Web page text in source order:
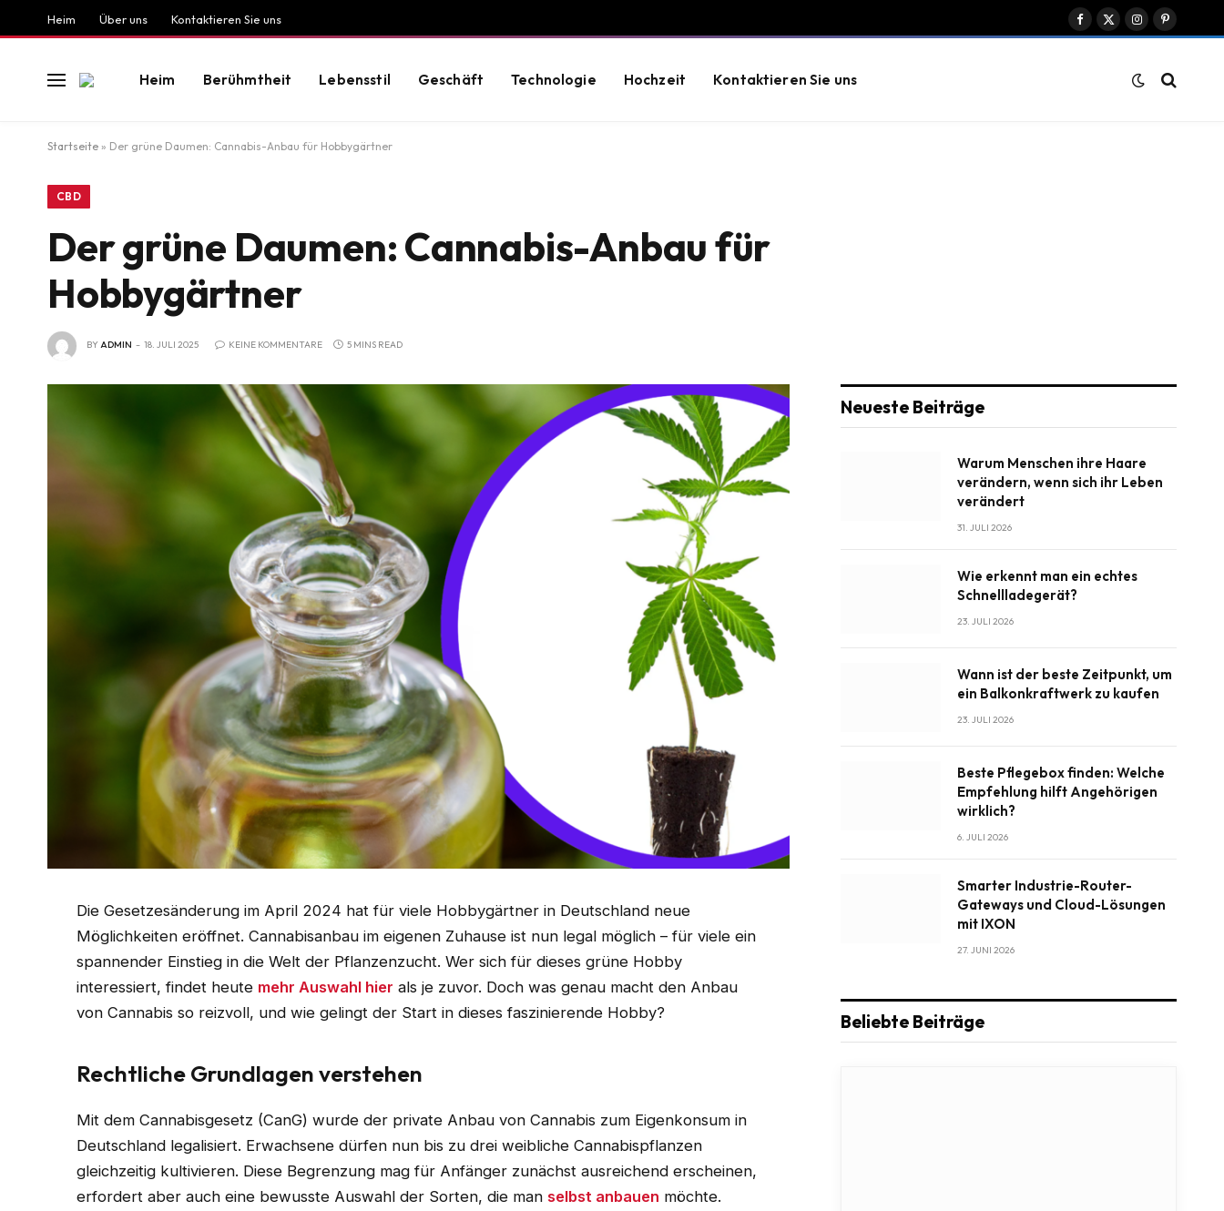
Heim Über uns Kontaktieren Sie uns
Facebook
X
InstagramPinterest
Heim Berühmtheit Lebensstil Geschäft Technologie Hochzeit Kontaktieren Sie uns
Startseite » Der grüne Daumen: Cannabis-Anbau für Hobbygärtner
CBD
Der grüne Daumen: Cannabis-Anbau für
Hobbygärtner
BYADMIN 18. JULI 2025 KEINE KOMMENTARE 5 MINS READ
Die Gesetzesänderung im April 2024 hat für viele Hobbygärtner in Deutschland neue
Möglichkeiten eröffnet. Cannabisanbau im eigenen Zuhause ist nun legal möglich – für viele ein
spannender Einstieg in die Welt der Pflanzenzucht. Wer sich für dieses grüne Hobby
interessiert, findet heute mehr Auswahl hier als je zuvor. Doch was genau macht den Anbau
von Cannabis so reizvoll, und wie gelingt der Start in dieses faszinierende Hobby?
Rechtliche Grundlagen verstehen
Mit dem Cannabisgesetz (CanG) wurde der private Anbau von Cannabis zum Eigenkonsum in
Deutschland legalisiert. Erwachsene dürfen nun bis zu drei weibliche Cannabispflanzen
gleichzeitig kultivieren. Diese Begrenzung mag für Anfänger zunächst ausreichend erscheinen,
erfordert aber auch eine bewusste Auswahl der Sorten, die man selbst anbauen möchte.
Neueste Beiträge
Warum Menschen ihre Haare
verändern, wenn sich ihr Leben
verändert
31. JULI 2026
Wie erkennt man ein echtes
Schnellladegerät?
23. JULI 2026
Wann ist der beste Zeitpunkt, um
ein Balkonkraftwerk zu kaufen
23. JULI 2026
Beste Pflegebox finden: Welche
Empfehlung hilft Angehörigen
wirklich?
6. JULI 2026
Smarter Industrie-Router-
Gateways und Cloud-Lösungen
mit IXON
27. JUNI 2026
Beliebte Beiträge